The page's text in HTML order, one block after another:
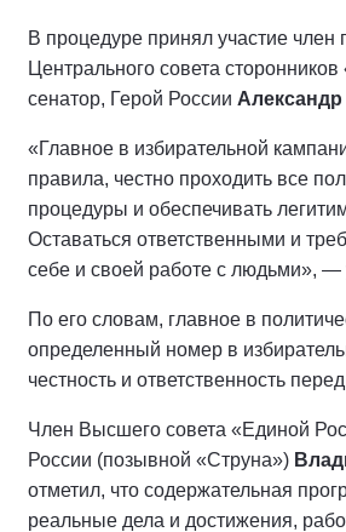
В процедуре принял участие член
Центрального совета
сенатор, Герой России
«Главное в избирательной
правила, честно проходить все
процедуры и обеспечивать
Оставаться ответственными и
себе и своей работе с людьми», —
По его словам, главное в
определенный номер в
честность и ответственность
Член Высшего совета «Единой
России (позывной «Струна»)
отметил, что содержательная
реальные дела и достижения,